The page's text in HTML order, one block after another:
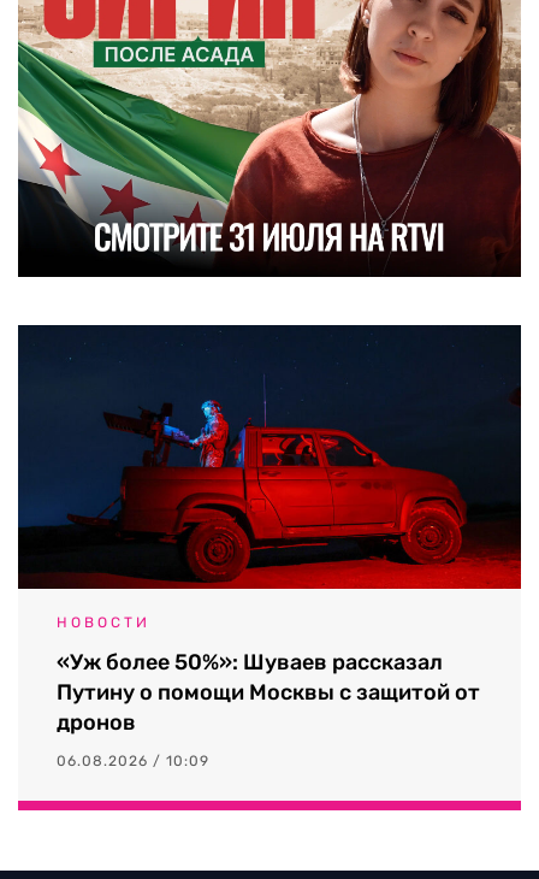
НОВОСТИ
«Уж более 50%»: Шуваев рассказал
Путину о помощи Москвы с защитой от
дронов
06.08.2026 / 10:09